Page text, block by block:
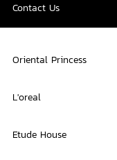
Contact Us
Oriental Princess
L'oreal
Etude House